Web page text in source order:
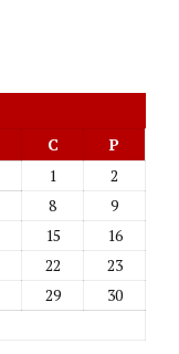
C
P
1
2
8
9
15
16
22
23
29
30